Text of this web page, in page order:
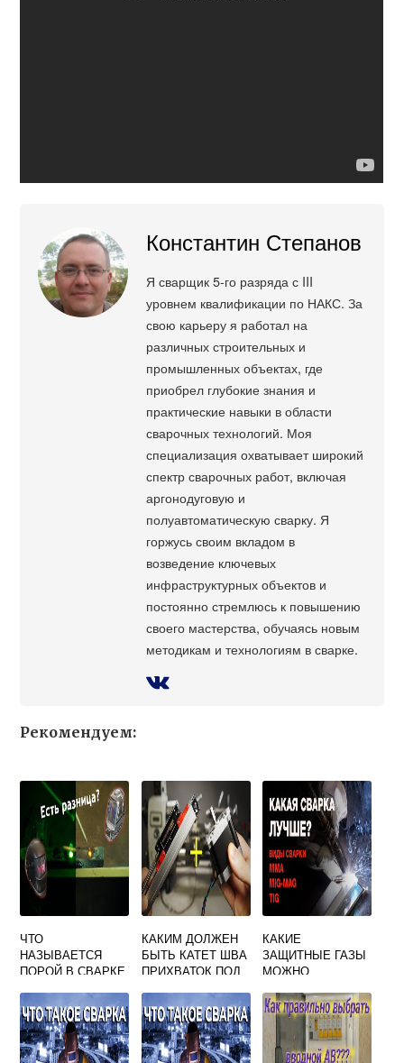
Константин Степанов
Я сварщик 5-го разряда с III
уровнем квалификации по НАКС. За
свою карьеру я работал на
различных строительных и
промышленных объектах, где
приобрел глубокие знания и
практические навыки в области
сварочных технологий. Моя
специализация охватывает широкий
спектр сварочных работ, включая
аргонодуговую и
полуавтоматическую сварку. Я
горжусь своим вкладом в
возведение ключевых
инфраструктурных объектов и
постоянно стремлюсь к повышению
своего мастерства, обучаясь новым
методикам и технологиям в сварке.
Рекомендуем:
ЧТО
НАЗЫВАЕТСЯ
ПОРОЙ В СВАРКЕ
КАКИМ ДОЛЖЕН
БЫТЬ КАТЕТ ШВА
ПРИХВАТОК ПОД
Ю СВАРКУ
УГЛОВЫХ И
ТАВРОВЫХ
СОЕДИНЕНИЙ
КАКИЕ
ЗАЩИТНЫЕ ГАЗЫ
МОЖНО
ДУГОВОЙ СВАРКЕ